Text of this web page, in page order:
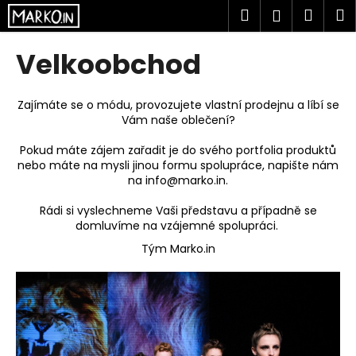
Přejít
na
obsah
Hledat
Velkoobchod
Zajímáte se o módu, provozujete vlastní prodejnu a líbí se
Vám naše oblečení?
Pokud máte zájem zařadit je do svého portfolia produktů
nebo máte na mysli jinou formu spolupráce, napište nám
na info@marko.in.
Rádi si vyslechneme Vaši představu a případně se
domluvíme na vzájemné spolupráci.
Tým Marko.in
K
o
o
o
t
j
e
t
e